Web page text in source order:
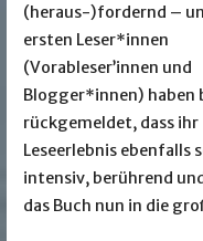
(heraus-)fordernd –
ersten Leser*innen
(Vorableser’innen und
Blogger*innen) haben
rückgemeldet, dass ihr
Leseerlebnis ebenfalls
intensiv, berührend
das Buch nun in die